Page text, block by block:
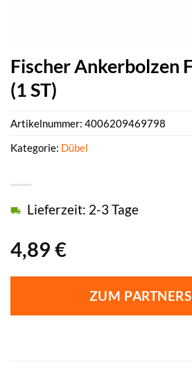
Fischer Ankerbolzen
(1 ST)
4,89 €
Lieferzeit: 2-3 Tage
ZUM
Artikelnummer: 4006209469798
Kategorie: Dübel